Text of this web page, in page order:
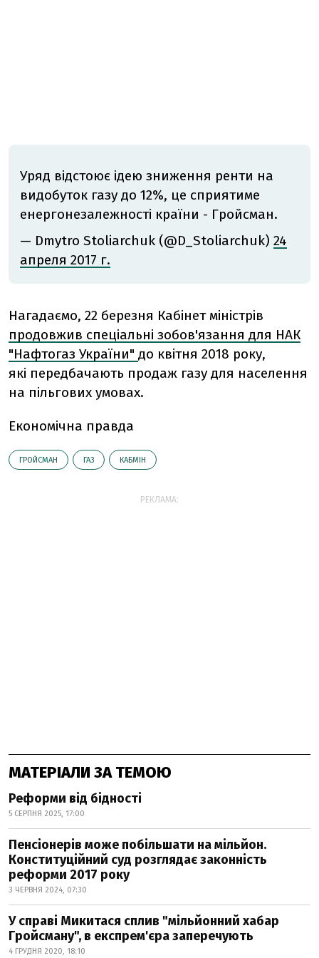
Уряд відстоює ідею зниження ренти на
видобуток газу до 12%, це сприятиме
енергонезалежності країни - Гройсман.
— Dmytro Stoliarchuk (@D_Stoliarchuk) 24
апреля 2017 г.
Нагадаємо, 22 березня Кабінет міністрів
продовжив спеціальні зобов'язання для НАК
"Нафтогаз України" до квітня 2018 року,
які передбачають продаж газу для населення
на пільгових умовах.
Економічна правда
ГРОЙСМАН ГАЗ КАБМІН
РЕКЛАМА:
МАТЕРІАЛИ ЗА ТЕМОЮ
Реформи від бідності
5 СЕРПНЯ 2025, 17:00
Пенсіонерів може побільшати на мільйон.
Конституційний суд розглядає законність
реформи 2017 року
3 ЧЕРВНЯ 2024, 07:30
У справі Микитася сплив "мільйонний хабар
Гройсману", в експрем'єра заперечують
4 ГРУДНЯ 2020, 18:10